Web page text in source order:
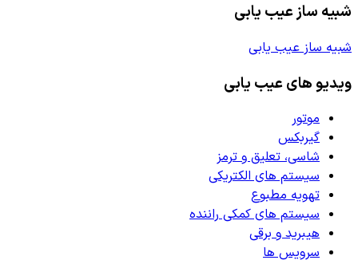
شبیه ساز عیب یابی
شبیه ساز عیب یابی
ویدیو های عیب یابی
موتور
گیربکس
شاسی، تعلیق و ترمز
سیستم های الکتریکی
تهویه مطبوع
سیستم های کمکی راننده
هیبرید و برقی
سرویس ها